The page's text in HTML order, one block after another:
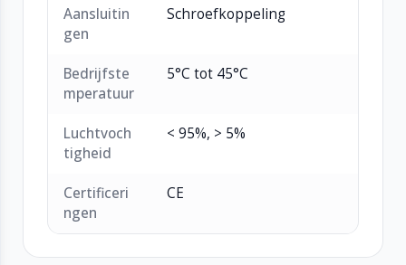
Aansluitin
gen
Schroefkoppeling
Bedrijfste
mperatuur
5°C tot 45°C
Luchtvoch
tigheid
< 95%, > 5%
Certificeri
ngen
CE